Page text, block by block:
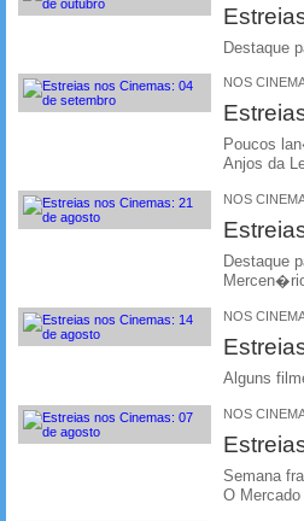
Destaque
NOS
Poucos
Anjos da
NOS
Destaque
NOS
Alguns
NOS
Semana
O